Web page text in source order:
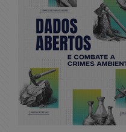
Formação
Acesso à
Informação
Liberdade de
Expressão